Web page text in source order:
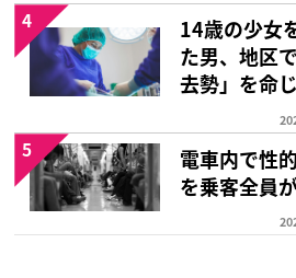
14歳の少女
た男、地区
去勢」を命
4
電車内で性
を乗客全員
5